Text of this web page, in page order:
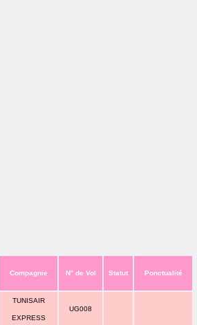
Compagnie N° de Vol Statut Ponctualité
TUNISAIR
EXPRESS
UG008